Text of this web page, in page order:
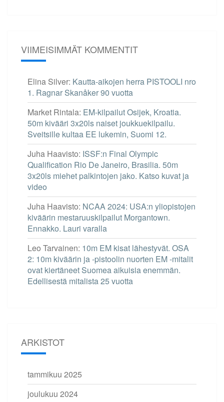
VIIMEISIMMÄT KOMMENTIT
Elina Silver: Kautta-aikojen herra PISTOOLI nro
1. Ragnar Skanåker 90 vuotta
Market Rintala: EM-kilpailut Osijek, Kroatia.
50m kivääri 3x20ls naiset joukkuekilpailu.
Sveitsille kultaa EE lukemin, Suomi 12.
Juha Haavisto: ISSF:n Final Olympic
Qualification Rio De Janeiro, Brasilia. 50m
3x20ls miehet palkintojen jako. Katso kuvat ja
video
Juha Haavisto: NCAA 2024: USA:n yliopistojen
kiväärin mestaruuskilpailut Morgantown.
Ennakko. Lauri varalla
Leo Tarvainen: 10m EM kisat lähestyvät. OSA
2: 10m kiväärin ja -pistoolin nuorten EM -mitalit
ovat kiertäneet Suomea aikuisia enemmän.
Edellisestä mitalista 25 vuotta
ARKISTOT
tammikuu 2025
joulukuu 2024